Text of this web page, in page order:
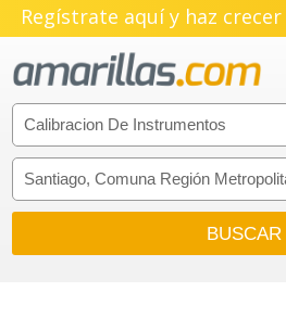
Regístrate aquí y haz